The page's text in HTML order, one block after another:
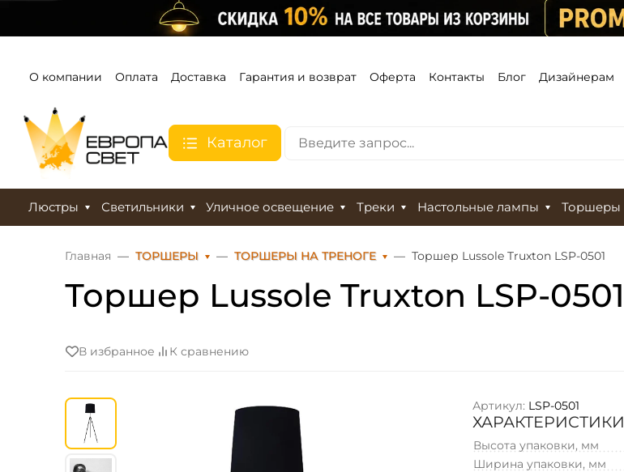
О компании Оплата Доставка Гарантия и возврат Оферта Контакты Блог Дизайнерам
Каталог
Люстры Светильники Уличное освещение Треки Настольные лампы Торшеры
Главная ТОРШЕРЫ ТОРШЕРЫ НА ТРЕНОГЕ Торшер Lussole Truxton LSP-0501
Торшер Lussole Truxton LSP-0501
В избранное К сравнению
Артикул: LSP-0501
ХАРАКТЕРИСТИКИ
Высота упаковки, мм
Ширина упаковки, мм